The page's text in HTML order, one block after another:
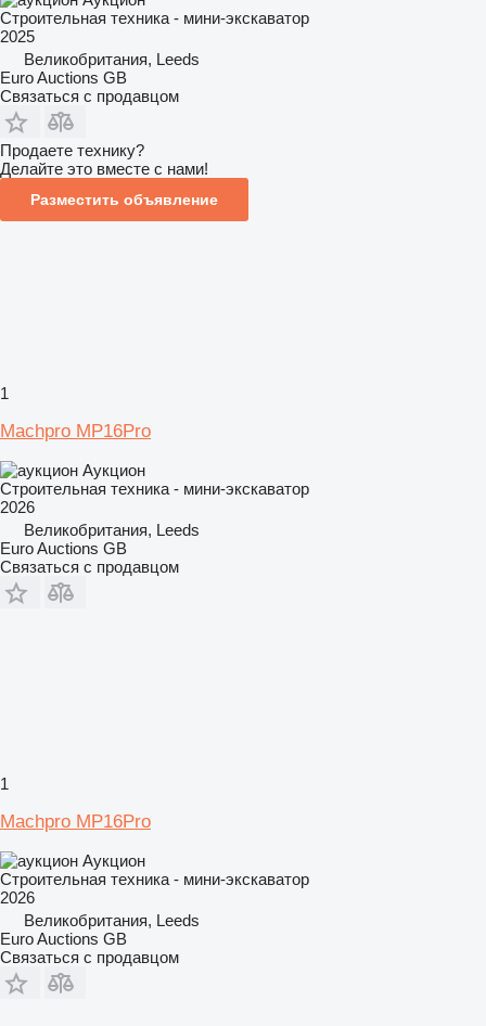
Строительная техника - мини-экскаватор
2025
Великобритания, Leeds
Euro Auctions GB
Связаться с продавцом
Продаете технику?
Делайте это вместе с нами!
Разместить объявление
1
Machpro MP16Pro
Аукцион
Строительная техника - мини-экскаватор
2026
Великобритания, Leeds
Euro Auctions GB
Связаться с продавцом
1
Machpro MP16Pro
Аукцион
Строительная техника - мини-экскаватор
2026
Великобритания, Leeds
Euro Auctions GB
Связаться с продавцом